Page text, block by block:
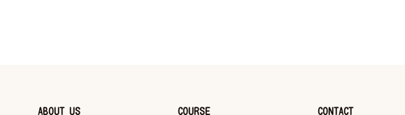
ABOUT US COURSE CONTACT